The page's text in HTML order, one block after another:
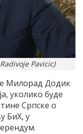
Pavicic)
Милорад Додик
уколико буде
Српске о
БиХ, у